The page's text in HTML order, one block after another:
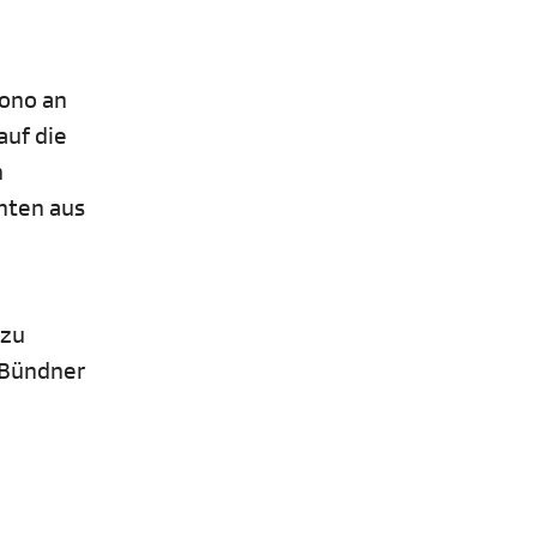
an
die
aus